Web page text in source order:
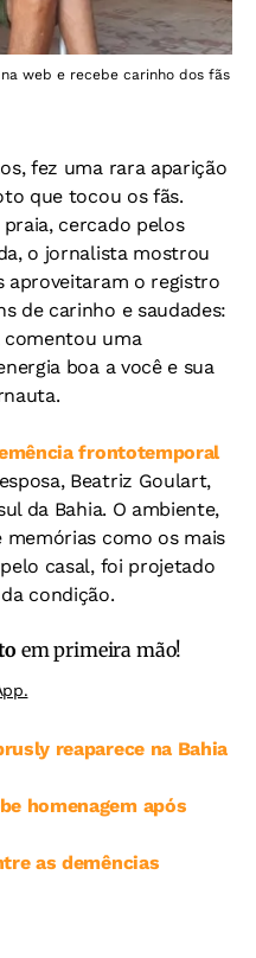
web e recebe carinho dos fãs
fez uma rara aparição
que tocou os fãs.
cercado pelos
o jornalista mostrou
aproveitaram o registro
de carinho e saudades:
comentou uma
boa a você e sua
frontotemporal
Beatriz Goulart,
da Bahia. O ambiente,
como os mais
casal, foi projetado
condição.
em primeira mão!
reaparece na Bahia
homenagem após
as demências